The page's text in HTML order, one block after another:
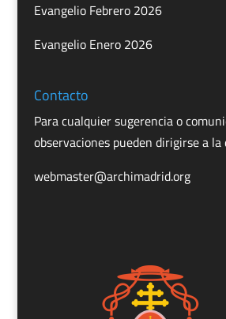
Evangelio Febrero 2026
Evangelio Enero 2026
Contacto
Para cualquier sugerencia o
observaciones pueden dirigirse a la
webmaster@archimadrid.org